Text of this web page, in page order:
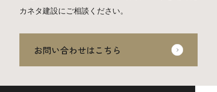
カネタ建設にご相談ください。
お問い合わせはこちら